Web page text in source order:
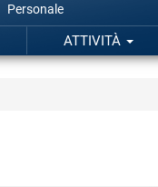
Personale
ATTIVITÀ